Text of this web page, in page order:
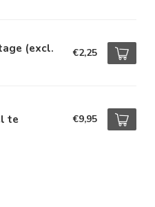
(excl. €2,25
te €9,95